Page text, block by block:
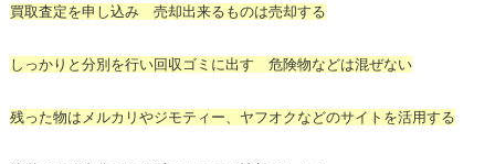
買取査定を申し込み 売却出来るものは売却する
しっかりと分別を行い回収ゴミに出す 危険物などは混ぜない
残った物はメルカリやジモティー、ヤフオクなどのサイトを活用する